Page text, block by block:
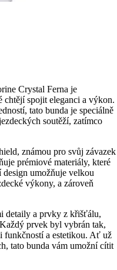
Crystal Ferna je
chtějí spojit eleganci a výkon.
tato bunda je speciálně
soutěží, zatímco
známou pro svůj závazek
prémiové materiály, které
umožňuje velkou
výkony, a zároveň
detaily a prvky z křišťálu,
prvek byl vybrán tak,
funkčností a estetikou. Ať už
tato bunda vám umožní cítit